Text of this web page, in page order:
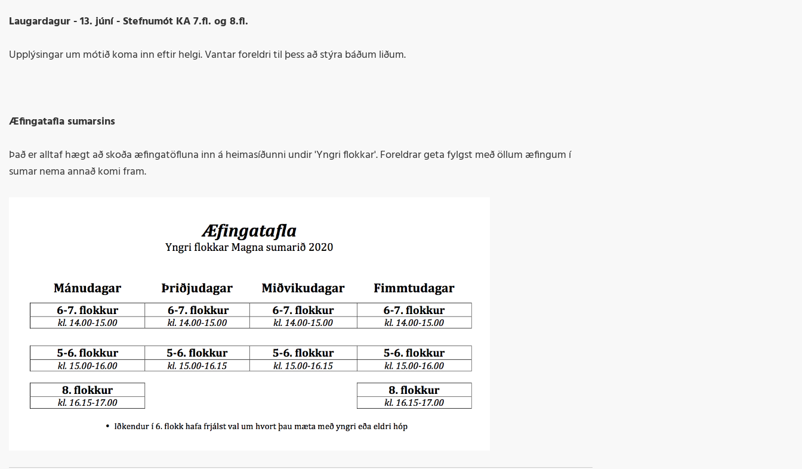
Laugardagur - 13. júní - Stefnumót KA 7.fl. og 8.fl.
Upplýsingar um mótið koma inn eftir helgi. Vantar foreldri til þess að stýra báðum liðum.
Æfingatafla sumarsins
Það er alltaf hægt að skoða æfingatöfluna inn á heimasíðunni undir 'Yngri flokkar'. Foreldrar geta fylgst með öllum æfingum í
sumar nema annað komi fram.